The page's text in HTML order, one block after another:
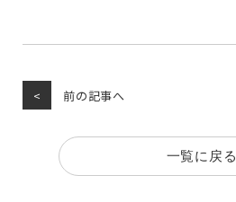
前の記事へ
一覧に戻る